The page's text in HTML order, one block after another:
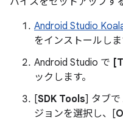
Android Studio
をインストールしま
Android Studio で
ックします。
[SDK Tools] タブで
ジョンを選択し、[